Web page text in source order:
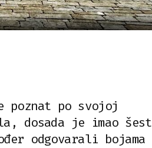
poznat po svojoj
dosada je imao šest
odgovarali bojama